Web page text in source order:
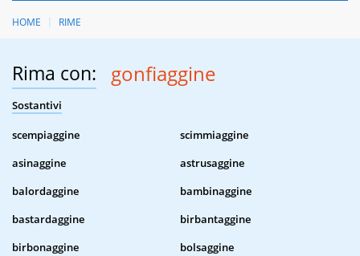
HOME RIME
Rima con: gonfiaggine
Sostantivi
scempiaggine
scimmiaggine
asinaggine
astrusaggine
balordaggine
bambinaggine
bastardaggine
birbantaggine
birbonaggine
bolsaggine